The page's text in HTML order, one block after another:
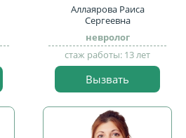
Аллаярова Раиса
Сергеевна
невролог
стаж работы: 13 лет
Вызвать